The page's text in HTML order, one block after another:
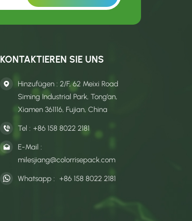
KONTAKTIEREN SIE UNS
Hinzufügen : 2/F, 62 Meixi Road
Siming Industrial Park, Tong’an,
Xiamen 361116, Fujian, China
Tel : +86 158 8022 2181
E-Mail :
milesjiang@colorrisepack.com
Whatsapp : +86 158 8022 2181